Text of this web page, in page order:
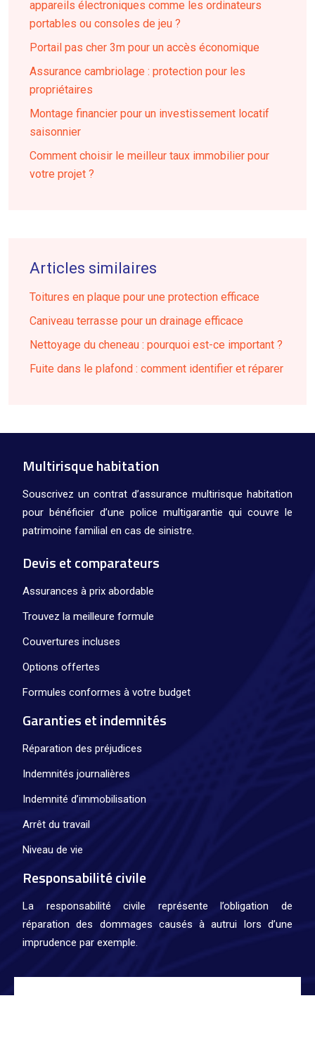
appareils électroniques comme les ordinateurs
portables ou consoles de jeu ?
Portail pas cher 3m pour un accès économique
Assurance cambriolage : protection pour les
propriétaires
Montage financier pour un investissement locatif
saisonnier
Comment choisir le meilleur taux immobilier pour
votre projet ?
Articles similaires
Toitures en plaque pour une protection efficace
Caniveau terrasse pour un drainage efficace
Nettoyage du cheneau : pourquoi est-ce important ?
Fuite dans le plafond : comment identifier et réparer
Multirisque habitation
Souscrivez un contrat d’assurance multirisque habitation
pour bénéficier d’une police multigarantie qui couvre le
patrimoine familial en cas de sinistre.
Devis et comparateurs
Assurances à prix abordable
Trouvez la meilleure formule
Couvertures incluses
Options offertes
Formules conformes à votre budget
Garanties et indemnités
Réparation des préjudices
Indemnités journalières
Indemnité d’immobilisation
Arrêt du travail
Niveau de vie
Responsabilité civile
La responsabilité civile représente l’obligation de
réparation des dommages causés à autrui lors d’une
imprudence par exemple.